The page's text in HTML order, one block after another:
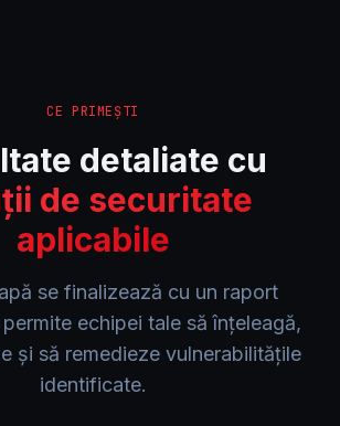
CE PRIMEȘTI
detaliate cu
de securitate
aplicabile
se finalizează cu un raport
echipei tale să înțeleagă,
și să remedieze vulnerabilitățile
identificate.